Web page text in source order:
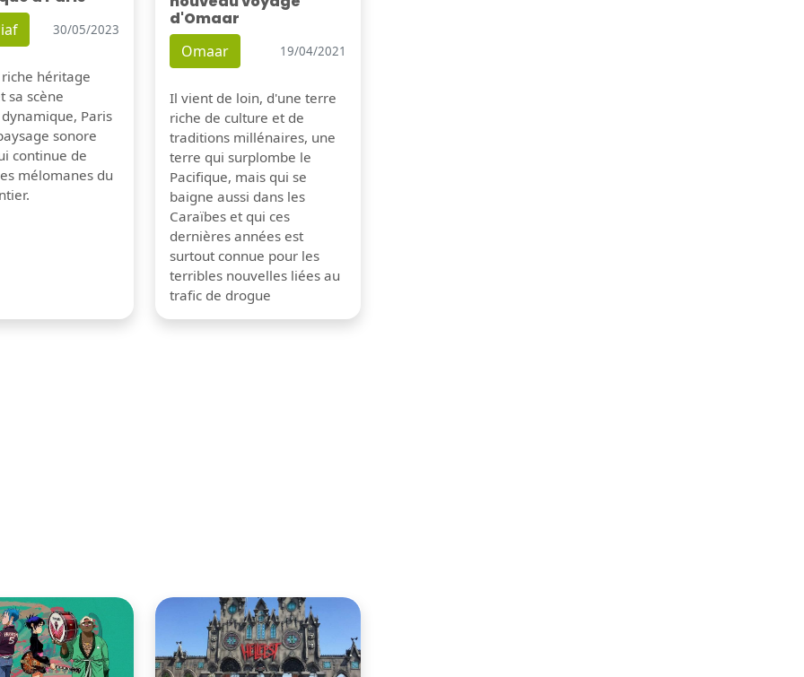
30/05/2023
héritage
sa scène
Paris
sonore
continue de
mélomanes du
d'Omaar
Omaar 19/04/2021
Il vient de loin, d'une terre
riche de culture et de
traditions millénaires, une
terre qui surplombe le
Pacifique, mais qui se
baigne aussi dans les
Caraïbes et qui ces
dernières années est
surtout connue pour les
terribles nouvelles liées au
trafic de drogue